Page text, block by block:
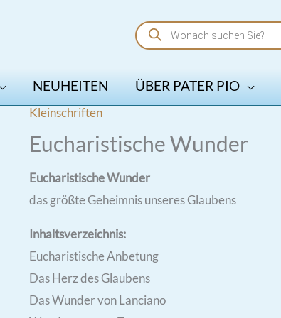
Products
search
NEUHEITEN ÜBER PATER PIO
Kleinschriften
Eucharistische Wunder
Eucharistische Wunder
das größte Geheimnis unseres Glaubens
Inhaltsverzeichnis:
Eucharistische Anbetung
Das Herz des Glaubens
Das Wunder von Lanciano